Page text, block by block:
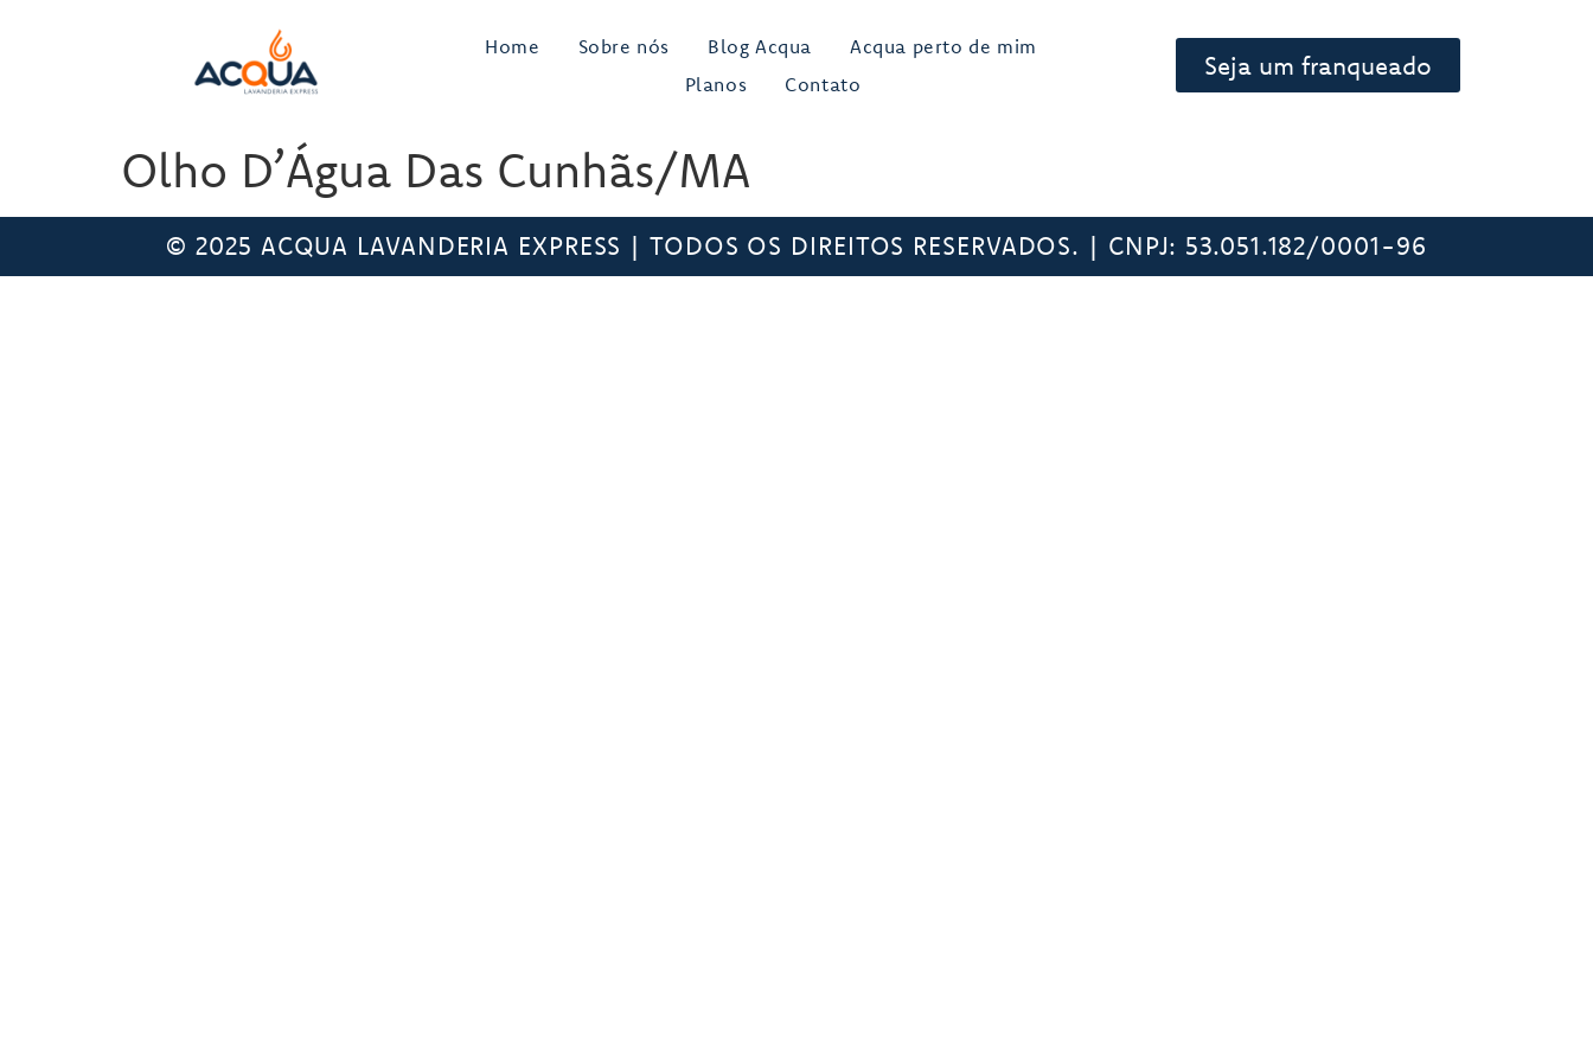
Home Sobre nós Blog Acqua
Acqua perto de mim
Planos
Contato
Seja um franqueado
Olho D’Água Das Cunhãs/MA
© 2025 ACQUA LAVANDERIA EXPRESS | TODOS OS DIREITOS RESERVADOS. | CNPJ: 53.051.182/0001-96